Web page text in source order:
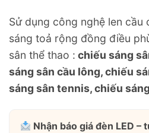
Sử dụng công nghệ len cầu
sáng toả rộng đồng điều
sân thể thao : chiếu sáng
sáng sân cầu lông, chiếu
sáng sân tennis, chiếu
Nhận báo giá đèn LED –